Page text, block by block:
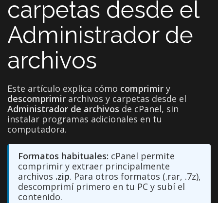
carpetas desde el
Administrador de
archivos
Este artículo explica cómo comprimir y
descomprimir archivos y carpetas desde el
Administrador de archivos de cPanel, sin
instalar programas adicionales en tu
computadora.
Formatos habituales: cPanel permite
comprimir y extraer principalmente
archivos .zip. Para otros formatos (.rar, .7z),
descomprimí primero en tu PC y subí el
contenido.